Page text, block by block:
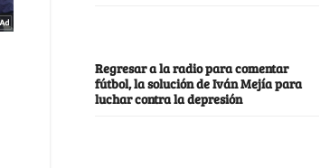
Regresar a la radio para comentar
fútbol, la solución de Iván Mejía para
luchar contra la depresión